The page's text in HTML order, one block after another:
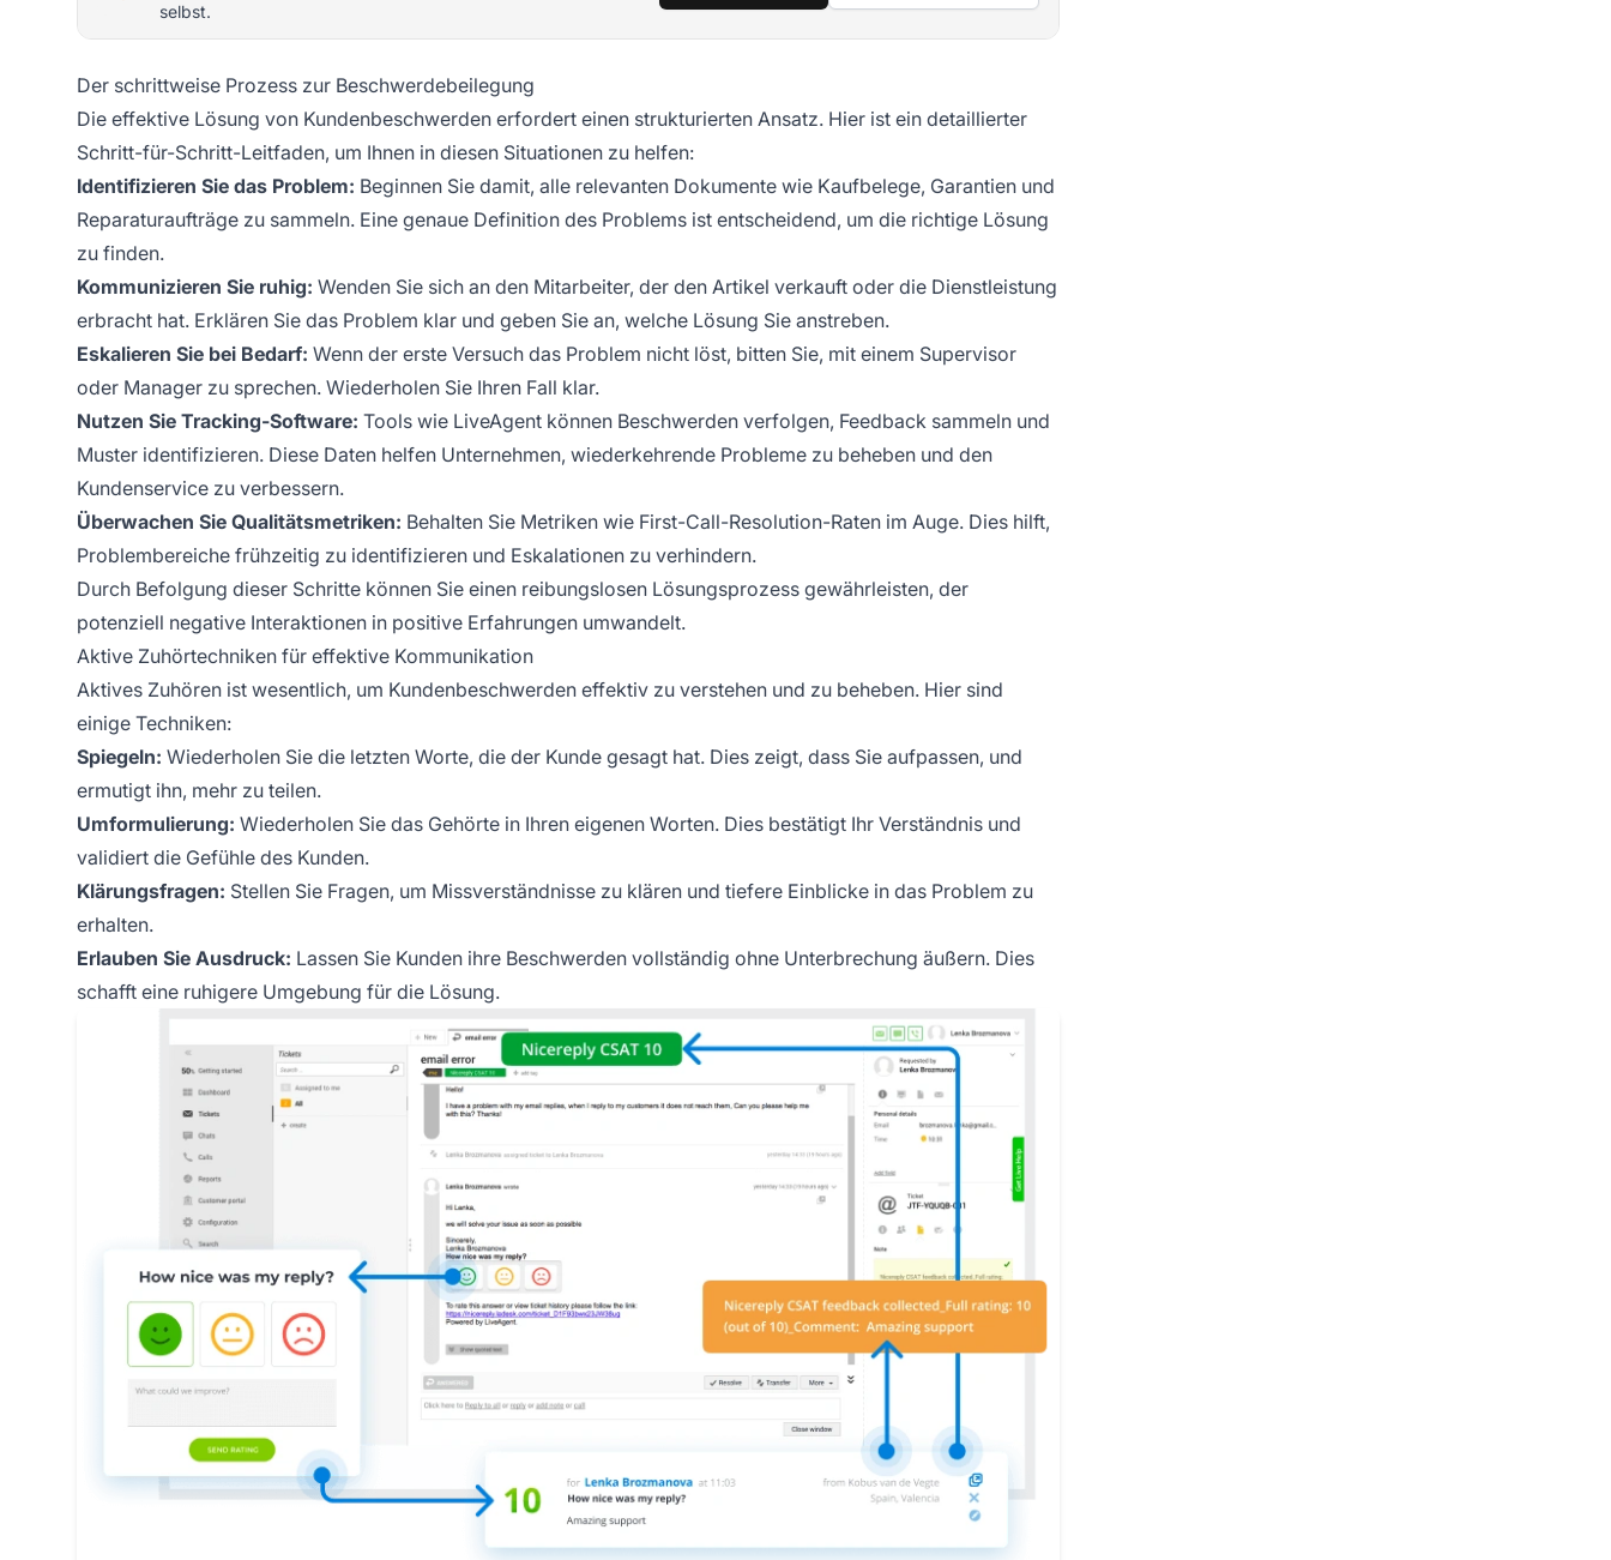
selbst.
Der schrittweise Prozess zur Beschwerdebeilegung
Die effektive Lösung von Kundenbeschwerden erfordert einen strukturierten Ansatz. Hier ist ein detaillierter
Schritt-für-Schritt-Leitfaden, um Ihnen in diesen Situationen zu helfen:
Identifizieren Sie das Problem: Beginnen Sie damit, alle relevanten Dokumente wie Kaufbelege, Garantien und
Reparaturaufträge zu sammeln. Eine genaue Definition des Problems ist entscheidend, um die richtige Lösung
zu finden.
Kommunizieren Sie ruhig: Wenden Sie sich an den Mitarbeiter, der den Artikel verkauft oder die Dienstleistung
erbracht hat. Erklären Sie das Problem klar und geben Sie an, welche Lösung Sie anstreben.
Eskalieren Sie bei Bedarf: Wenn der erste Versuch das Problem nicht löst, bitten Sie, mit einem Supervisor
oder Manager zu sprechen. Wiederholen Sie Ihren Fall klar.
Nutzen Sie Tracking-Software: Tools wie LiveAgent können Beschwerden verfolgen, Feedback sammeln und
Muster identifizieren. Diese Daten helfen Unternehmen, wiederkehrende Probleme zu beheben und den
Kundenservice zu verbessern.
Überwachen Sie Qualitätsmetriken: Behalten Sie Metriken wie First-Call-Resolution-Raten im Auge. Dies hilft,
Problembereiche frühzeitig zu identifizieren und Eskalationen zu verhindern.
Durch Befolgung dieser Schritte können Sie einen reibungslosen Lösungsprozess gewährleisten, der
potenziell negative Interaktionen in positive Erfahrungen umwandelt.
Aktive Zuhörtechniken für effektive Kommunikation
Aktives Zuhören ist wesentlich, um Kundenbeschwerden effektiv zu verstehen und zu beheben. Hier sind
einige Techniken:
Spiegeln: Wiederholen Sie die letzten Worte, die der Kunde gesagt hat. Dies zeigt, dass Sie aufpassen, und
ermutigt ihn, mehr zu teilen.
Umformulierung: Wiederholen Sie das Gehörte in Ihren eigenen Worten. Dies bestätigt Ihr Verständnis und
validiert die Gefühle des Kunden.
Klärungsfragen: Stellen Sie Fragen, um Missverständnisse zu klären und tiefere Einblicke in das Problem zu
erhalten.
Erlauben Sie Ausdruck: Lassen Sie Kunden ihre Beschwerden vollständig ohne Unterbrechung äußern. Dies
schafft eine ruhigere Umgebung für die Lösung.